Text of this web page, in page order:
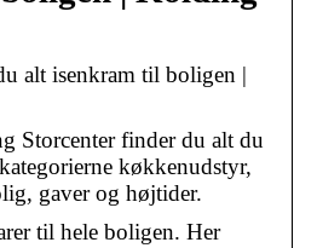
alt isenkram til boligen |
Storcenter finder du alt du
køkkenudstyr,
gaver og højtider.
til hele boligen. Her